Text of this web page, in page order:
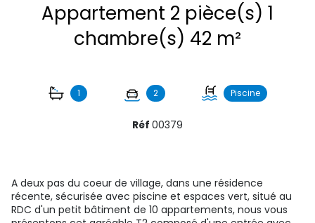
Appartement 2 pièce(s) 1
chambre(s) 42 m²
1 2 Piscine
Réf 00379
A deux pas du coeur de village, dans une résidence
récente, sécurisée avec piscine et espaces vert, situé au
RDC d'un petit bâtiment de 10 appartements, nous vous